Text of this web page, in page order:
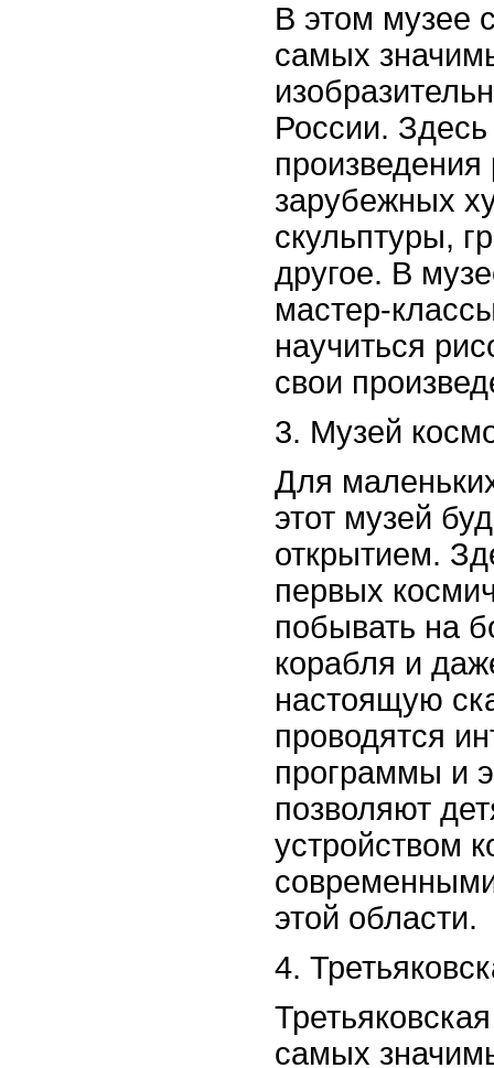
В этом музее
самых
России.
произведения
зарубежных
скульптуры,
другое. В
мастер-
научиться
свои
3. Музей
Для
этот музей
открытием.
первых
побывать на
корабля и
настоящую
проводятся
программы и
позволяют
устройством
этой области.
4.
самых